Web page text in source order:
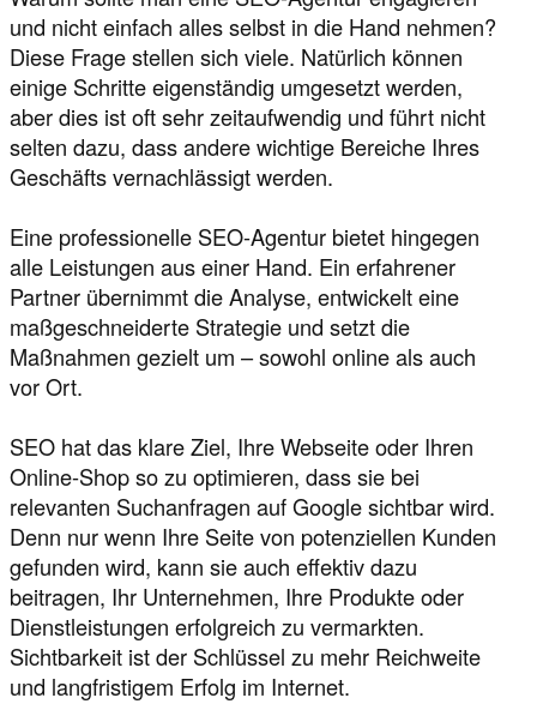
und nicht einfach alles selbst in die Hand nehmen?
Diese Frage stellen sich viele. Natürlich können
einige Schritte eigenständig umgesetzt werden,
aber dies ist oft sehr zeitaufwendig und führt nicht
selten dazu, dass andere wichtige Bereiche Ihres
Geschäfts vernachlässigt werden.
Eine professionelle SEO-Agentur bietet hingegen
alle Leistungen aus einer Hand. Ein erfahrener
Partner übernimmt die Analyse, entwickelt eine
maßgeschneiderte Strategie und setzt die
Maßnahmen gezielt um – sowohl online als auch
vor Ort.
SEO hat das klare Ziel, Ihre Webseite oder Ihren
Online-Shop so zu optimieren, dass sie bei
relevanten Suchanfragen auf Google sichtbar wird.
Denn nur wenn Ihre Seite von potenziellen Kunden
gefunden wird, kann sie auch effektiv dazu
beitragen, Ihr Unternehmen, Ihre Produkte oder
Dienstleistungen erfolgreich zu vermarkten.
Sichtbarkeit ist der Schlüssel zu mehr Reichweite
und langfristigem Erfolg im Internet.